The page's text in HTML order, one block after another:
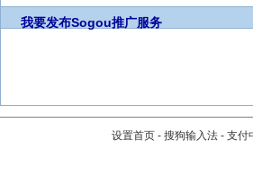
我要发布Sogou推广服务
设置首页 - 搜狗输入法 - 支付